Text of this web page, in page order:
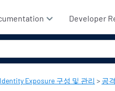
기본 콘텐츠로 건너뛰기
Developer
Exposure 구성 및 관리 > 공